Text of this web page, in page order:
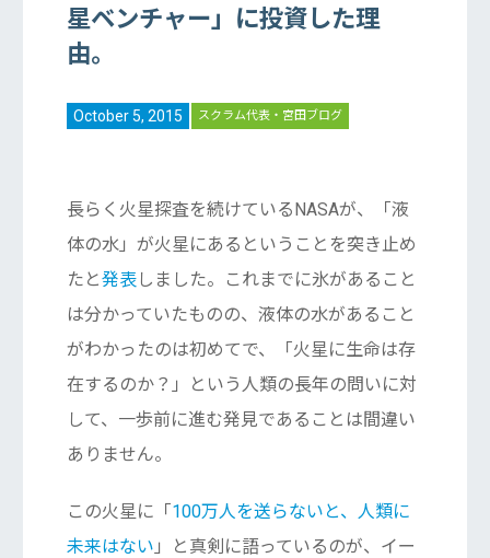
星ベンチャー」に投資した理
由。
October 5, 2015 スクラム代表・宮田ブログ
長らく火星探査を続けているNASAが、「液
体の水」が火星にあるということを突き止め
たと発表しました。これまでに氷があること
は分かっていたものの、液体の水があること
がわかったのは初めてで、「火星に生命は存
在するのか？」という人類の長年の問いに対
して、一歩前に進む発見であることは間違い
ありません。
この火星に「100万人を送らないと、人類に
未来はない 」と真剣に語っているのが、イー